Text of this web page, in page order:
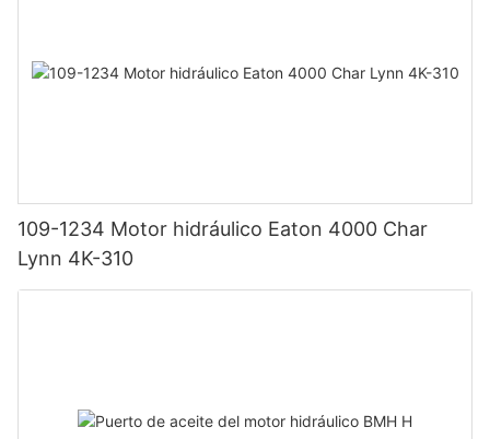
109-1234 Motor hidráulico Eaton 4000 Char
Lynn 4K-310